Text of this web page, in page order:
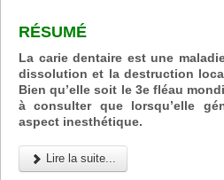
RÉSUMÉ
La carie dentaire est une
dissolution et la destruction
Bien qu’elle soit le 3e fléau
à consulter que lorsqu’elle
aspect inesthétique.
Lire la suite...